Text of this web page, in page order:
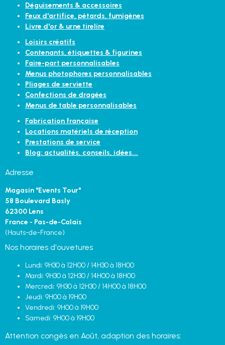
Déguisements & accessoires
Feux d'artifice, pétards, fumigènes
Livre d'or & urne tirelire
Loisirs créatifs
Contenants, étiquettes & figurines
Faire-part personnalisables
Menus photophores personnalisables
Pliages de serviette
Confections de dragées
Menus de table personnalisables
Fabrication française
Locations matériels de réception
Prestations de service
Blog: actualités, conseils, idées...
Adresse
Magasin "Events Tour"
58 Boulevard Basly
62300 Lens
France - Pas-de-Calais
(Hauts-de-France)
Nos horaires d'ouvetures
Lundi: 9H30 à 12H00 / 14H30 à 18H00
Mardi: 9H30 à 12H30 / 14H00 à 18H00
Mercredi: 9H30 à 12H30 / 14H00 à 18H00
Jeudi: 9H00 à 19H00
Vendredi: 9H00 à 19H00
Samedi: 9H00 à 19H00
Attention congès en Août, adaption des horaires: